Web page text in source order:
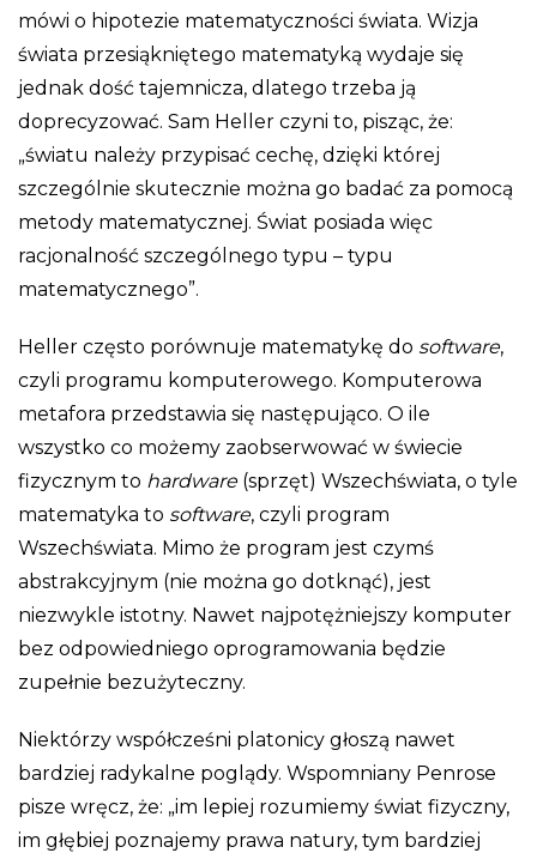
mówi o hipotezie matematyczności świata. Wizja
świata przesiąkniętego matematyką wydaje się
jednak dość tajemnicza, dlatego trzeba ją
doprecyzować. Sam Heller czyni to, pisząc, że:
„światu należy przypisać cechę, dzięki której
szczególnie skutecznie można go badać za pomocą
metody matematycznej. Świat posiada więc
racjonalność szczególnego typu – typu
matematycznego”.
Heller często porównuje matematykę do software,
czyli programu komputerowego. Komputerowa
metafora przedstawia się następująco. O ile
wszystko co możemy zaobserwować w świecie
fizycznym to hardware(sprzęt) Wszechświata, o tyle
matematyka to software, czyli program
Wszechświata. Mimo że program jest czymś
abstrakcyjnym (nie można go dotknąć), jest
niezwykle istotny. Nawet najpotężniejszy komputer
bez odpowiedniego oprogramowania będzie
zupełnie bezużyteczny.
Niektórzy współcześni platonicy głoszą nawet
bardziej radykalne poglądy. Wspomniany Penrose
pisze wręcz, że: „im lepiej rozumiemy świat fizyczny,
im głębiej poznajemy prawa natury, tym bardziej